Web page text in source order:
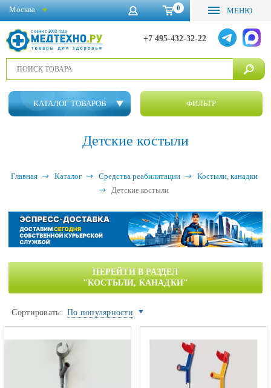
0 МЕНЮ
+7 495-432-32-22
Москва
КАТАЛОГ ТОВАРОВ ФИЛЬТР
Детские костыли
Главная Каталог Средства реабилитации
Костыли, канадки
Детские костыли
ПЕРЕЙТИ В РАЗДЕЛ
"КОСТЫЛИ, КАНАДКИ"
Сортировать: По популярности